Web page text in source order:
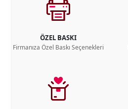
ÖZEL BASKI
Firmanıza Özel Baskı Seçenekleri